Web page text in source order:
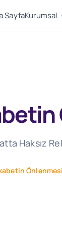
SayfaKurumsal
Haksız